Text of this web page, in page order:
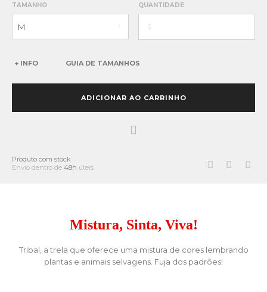
TAMANHO QUANTIDADE
+ INFO GUIA DE TAMANHOS
ADICIONAR AO CARRINHO
Produto com stock
Envio dentro de 48h úteis
Mistura, Sinta, Viva!
Tribal, a trela que oferece uma mistura de cores lembrando
plantas e animais selvagens. Fuja dos padrões!